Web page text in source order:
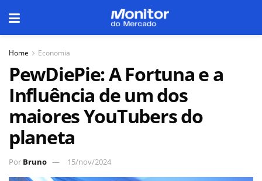
Home Economia
PewDiePie: A Fortuna e a
Influência de um dos
maiores YouTubers do
planeta
Por Bruno 15/nov/2024